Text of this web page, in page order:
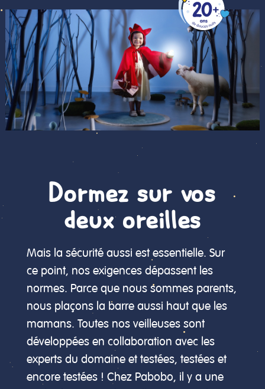
Dormez sur vos
deux oreilles
Mais la sécurité aussi est essentielle. Sur
ce point, nos exigences dépassent les
normes. Parce que nous sommes parents,
nous plaçons la barre aussi haut que les
mamans. Toutes nos veilleuses sont
développées en collaboration avec les
experts du domaine et testées, testées et
encore testées ! Chez Pabobo, il y a une